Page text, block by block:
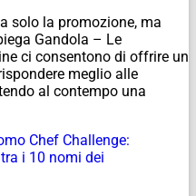
solo la promozione, ma
Gandola – Le
ci consentono di offrire un
meglio alle
al contempo una
Chef Challenge:
i 10 nomi dei